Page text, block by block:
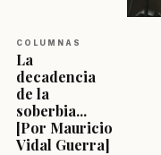
COLUMNAS
La
decadencia
de la
soberbia...
[Por Mauricio
Vidal Guerra]